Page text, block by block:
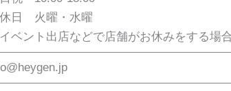
日 火曜・水曜
ベント出店などで店舗がお休みをする場